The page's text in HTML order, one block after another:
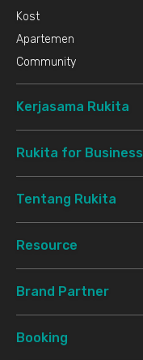
Kost
Apartemen
Community
Kerjasama Rukita
Rukita for Business
Tentang Rukita
Resource
Brand Partner
Booking